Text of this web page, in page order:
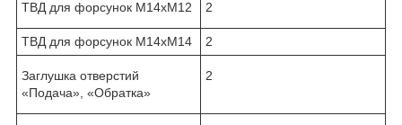
ТВД для форсунок М14хМ12 2
ТВД для форсунок М14хМ14 2
Заглушка отверстий
«Подача», «Обратка»
2